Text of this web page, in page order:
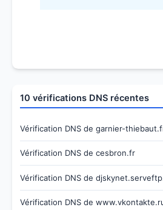
10 vérifications DNS récentes
Vérification DNS de garnier-
Vérification DNS de cesbron.fr
Vérification DNS de
Vérification DNS de